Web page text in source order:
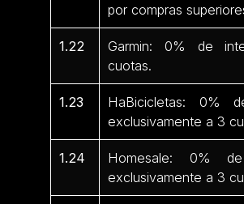
por compras
1.22
Garmin: 0% de
cuotas.
1.23
HaBicicletas: 0%
exclusivamente a 3
1.24
Homesale: 0%
exclusivamente a 3